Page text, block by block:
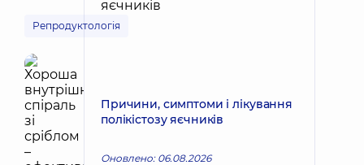
Репродуктологія
Причини, симптоми і лікування
полікістозу яєчників
Оновлено: 06.08.2026